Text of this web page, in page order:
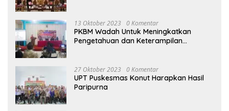
13 Oktober 2023 0 Komentar
PKBM Wadah Untuk Meningkatkan
Pengetahuan dan Keterampilan
27 Oktober 2023 0 Komentar
UPT Puskesmas Konut Harapkan Hasil
Paripurna